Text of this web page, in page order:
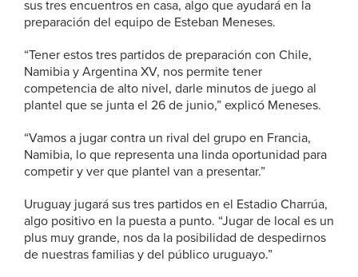
sus tres encuentros en casa, algo que ayudará en la
preparación del equipo de Esteban Meneses.
“Tener estos tres partidos de preparación con Chile,
Namibia y Argentina XV, nos permite tener
competencia de alto nivel, darle minutos de juego al
plantel que se junta el 26 de junio,” explicó Meneses.
“Vamos a jugar contra un rival del grupo en Francia,
Namibia, lo que representa una linda oportunidad para
competir y ver que plantel van a presentar.”
Uruguay jugará sus tres partidos en el Estadio Charrúa,
algo positivo en la puesta a punto. “Jugar de local es un
plus muy grande, nos da la posibilidad de despedirnos
de nuestras familias y del público uruguayo.”